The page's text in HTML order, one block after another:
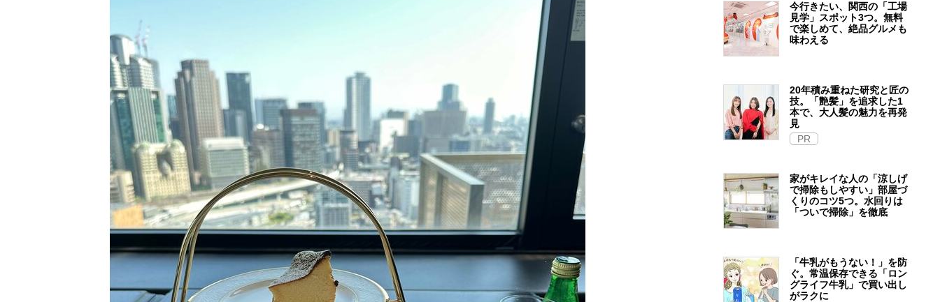
今行きたい、関西の「工場
見学」スポット3つ。無料
で楽しめて、絶品グルメも
味わえる
20年積み重ねた研究と匠の
技。「艶髪」を追求した1
本で、大人髪の魅力を再発
見
PR
家がキレイな人の「涼しげ
で掃除もしやすい」部屋づ
くりのコツ5つ。水回りは
「ついで掃除」を徹底
「牛乳がもうない！」を防
ぐ。常温保存できる「ロン
グライフ牛乳」で買い出し
がラクに